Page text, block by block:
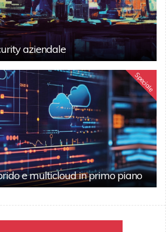
aziendale
Speciale
e multicloud in primo piano